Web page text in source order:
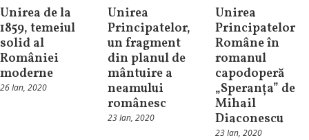
Unirea de la
1859, temeiul
solid al
României
moderne
26 Ian, 2020
Unirea
Principatelor,
un fragment
din planul de
mântuire a
neamului
românesc
23 Ian, 2020
Unirea
Principatelor
Române în
romanul
capodoperă
„Speranța” de
Mihail
Diaconescu
23 Ian, 2020